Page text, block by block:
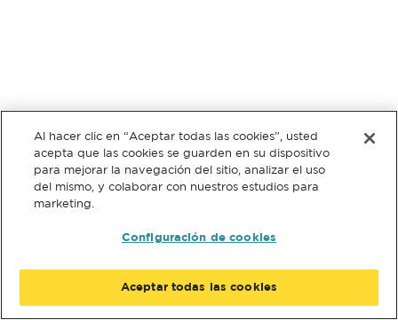
Al hacer clic en “Aceptar todas las cookies”, usted
acepta que las cookies se guarden en su dispositivo
para mejorar la navegación del sitio, analizar el uso
del mismo, y colaborar con nuestros estudios para
marketing.
Configuración de cookies
Aceptar todas las cookies